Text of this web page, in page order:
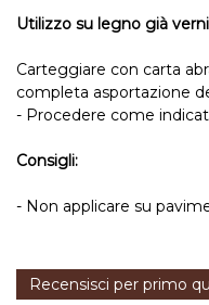
Utilizzo su legno già
Carteggiare con carta
completa asportazione
- Procedere come
Consigli:
- Non applicare su
Recensisci per primo